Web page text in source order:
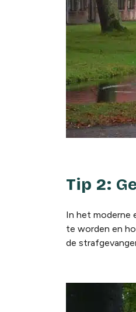
Tip 2:
In het moderne
te worden en
de